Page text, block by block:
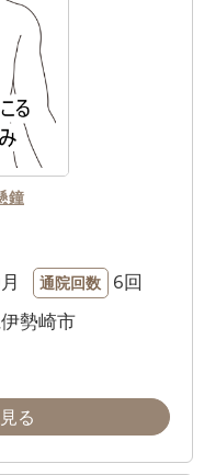
鐘
通院回数 6回
勢崎市
る